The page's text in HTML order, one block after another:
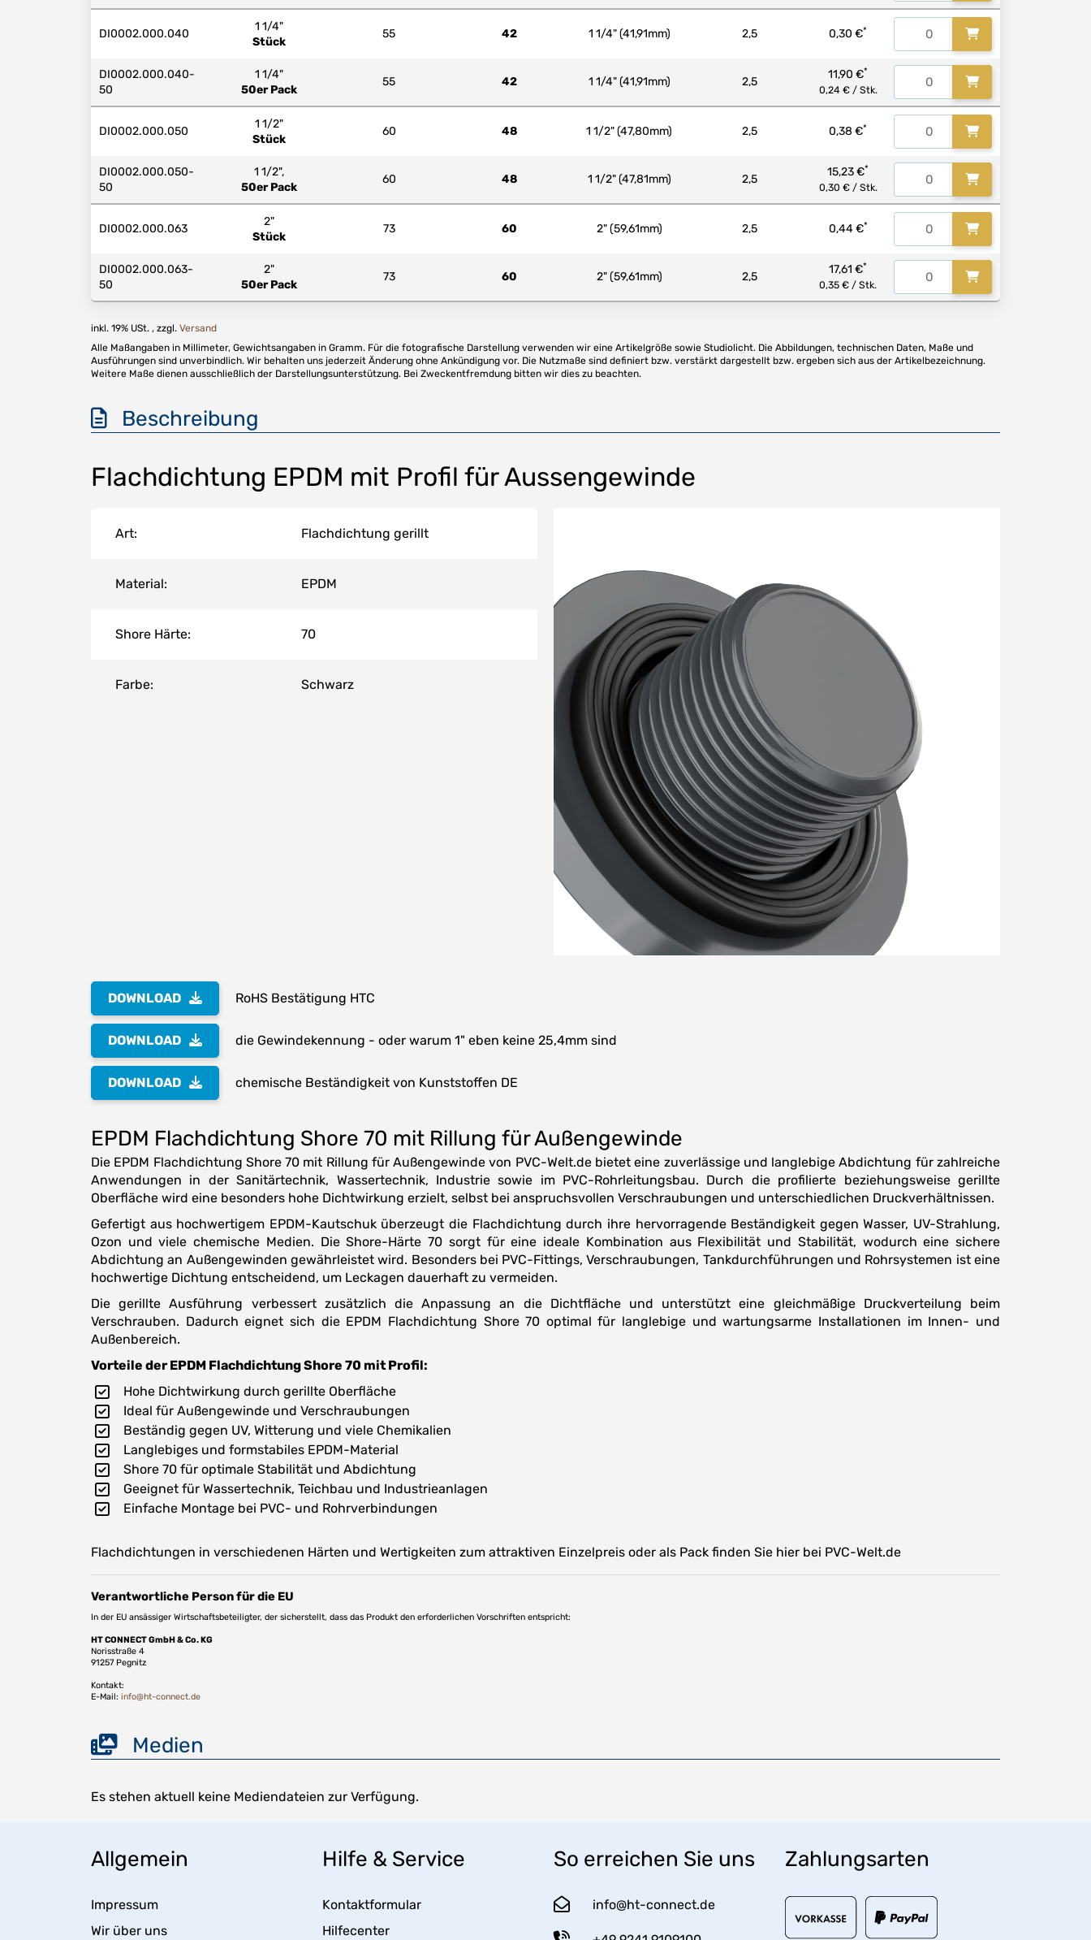
DI0002.000.040
1 1/4"
Stück
55 42 1 1/4" (41,91mm) 2,5 0,30 €*
DI0002.000.040-
50
1 1/4"
50er Pack
55 42 1 1/4" (41,91mm) 2,5
11,90 €*
0,24 € / Stk.
DI0002.000.050
1 1/2"
Stück
60 48 1 1/2" (47,80mm) 2,5 0,38 €*
DI0002.000.050-
50
1 1/2",
50er Pack
60 48 1 1/2" (47,81mm) 2,5
15,23 €*
0,30 € / Stk.
DI0002.000.063
2"
Stück
73 60 2" (59,61mm) 2,5 0,44 €*
DI0002.000.063-
50
2"
50er Pack
73 60 2" (59,61mm) 2,5
17,61 €*
0,35 € / Stk.
inkl. 19% USt. , zzgl. Versand
Alle Maßangaben in Millimeter, Gewichtsangaben in Gramm. Für die fotografische Darstellung verwenden wir eine Artikelgröße sowie Studiolicht. Die Abbildungen, technischen Daten, Maße und
Ausführungen sind unverbindlich. Wir behalten uns jederzeit Änderung ohne Ankündigung vor. Die Nutzmaße sind definiert bzw. verstärkt dargestellt bzw. ergeben sich aus der Artikelbezeichnung.
Weitere Maße dienen ausschließlich der Darstellungsunterstützung. Bei Zweckentfremdung bitten wir dies zu beachten.
Beschreibung
Flachdichtung EPDM mit Profil für Aussengewinde
Art: Flachdichtung gerillt
Material: EPDM
Shore Härte: 70
Farbe: Schwarz
DOWNLOAD RoHS Bestätigung HTC
DOWNLOAD die Gewindekennung - oder warum 1" eben keine 25,4mm sind
DOWNLOAD chemische Beständigkeit von Kunststoffen DE
EPDM Flachdichtung Shore 70 mit Rillung für Außengewinde
Die EPDM Flachdichtung Shore 70 mit Rillung für Außengewinde von PVC-Welt.de bietet eine zuverlässige und langlebige Abdichtung für zahlreiche
Anwendungen in der Sanitärtechnik, Wassertechnik, Industrie sowie im PVC-Rohrleitungsbau. Durch die profilierte beziehungsweise gerillte
Oberfläche wird eine besonders hohe Dichtwirkung erzielt, selbst bei anspruchsvollen Verschraubungen und unterschiedlichen Druckverhältnissen.
Gefertigt aus hochwertigem EPDM-Kautschuk überzeugt die Flachdichtung durch ihre hervorragende Beständigkeit gegen Wasser, UV-Strahlung,
Ozon und viele chemische Medien. Die Shore-Härte 70 sorgt für eine ideale Kombination aus Flexibilität und Stabilität, wodurch eine sichere
Abdichtung an Außengewinden gewährleistet wird. Besonders bei PVC-Fittings, Verschraubungen, Tankdurchführungen und Rohrsystemen ist eine
hochwertige Dichtung entscheidend, um Leckagen dauerhaft zu vermeiden.
Die gerillte Ausführung verbessert zusätzlich die Anpassung an die Dichtfläche und unterstützt eine gleichmäßige Druckverteilung beim
Verschrauben. Dadurch eignet sich die EPDM Flachdichtung Shore 70 optimal für langlebige und wartungsarme Installationen im Innen- und
Außenbereich.
Vorteile der EPDM Flachdichtung Shore 70 mit Profil:
Hohe Dichtwirkung durch gerillte Oberfläche
Ideal für Außengewinde und Verschraubungen
Beständig gegen UV, Witterung und viele Chemikalien
Langlebiges und formstabiles EPDM-Material
Shore 70 für optimale Stabilität und Abdichtung
Geeignet für Wassertechnik, Teichbau und Industrieanlagen
Einfache Montage bei PVC- und Rohrverbindungen
Flachdichtungen in verschiedenen Härten und Wertigkeiten zum attraktiven Einzelpreis oder als Pack finden Sie hier bei PVC-Welt.de
Verantwortliche Person für die EU
In der EU ansässiger Wirtschaftsbeteiligter, der sicherstellt, dass das Produkt den erforderlichen Vorschriften entspricht:
HT CONNECT GmbH & Co. KG
Norisstraße 4
91257 Pegnitz
Kontakt:
E-Mail: info@ht-connect.de
Medien
Es stehen aktuell keine Mediendateien zur Verfügung.
Allgemein
Impressum
Wir über uns
Hilfe & Service
Kontaktformular
Hilfecenter
So erreichen Sie uns
info@ht-connect.de
Zahlungsarten